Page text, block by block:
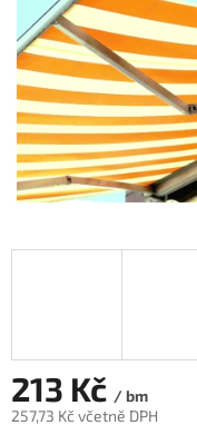
213 Kč / bm
257,73 Kč včetně DPH